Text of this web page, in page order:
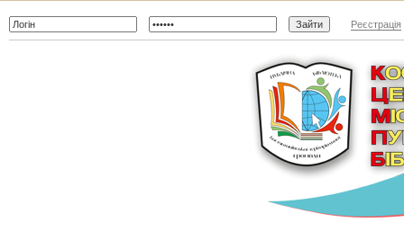
Реєстрація